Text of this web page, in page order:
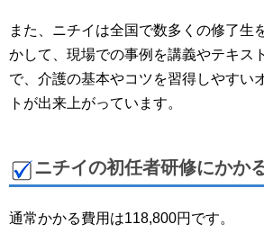
また、ニチイは全国で数多くの修了生
かして、現場での事例を講義やテキス
で、介護の基本やコツを習得しやすい
トが出来上がっています。
ニチイの初任者研修にかか
通常かかる費用は118,800円です。